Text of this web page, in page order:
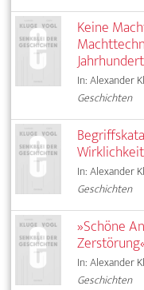
Keine
Jahrhundert
In: Alexander
Geschichten
In: Alexander
Geschichten
»Schöne
In: Alexander
Geschichten